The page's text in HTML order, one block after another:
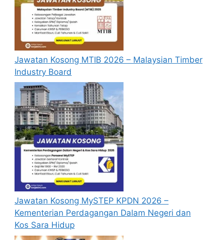
Jawatan Kosong MTIB 2026 – Malaysian Timber
Industry Board
Jawatan Kosong MySTEP KPDN 2026 –
Kementerian Perdagangan Dalam Negeri dan
Kos Sara Hidup